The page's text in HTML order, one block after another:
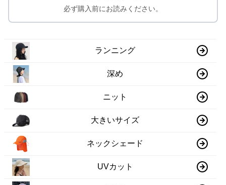
必ず購入前にお読みください。
ランニング
深め
ニット
大きいサイズ
ネックシェード
UVカット